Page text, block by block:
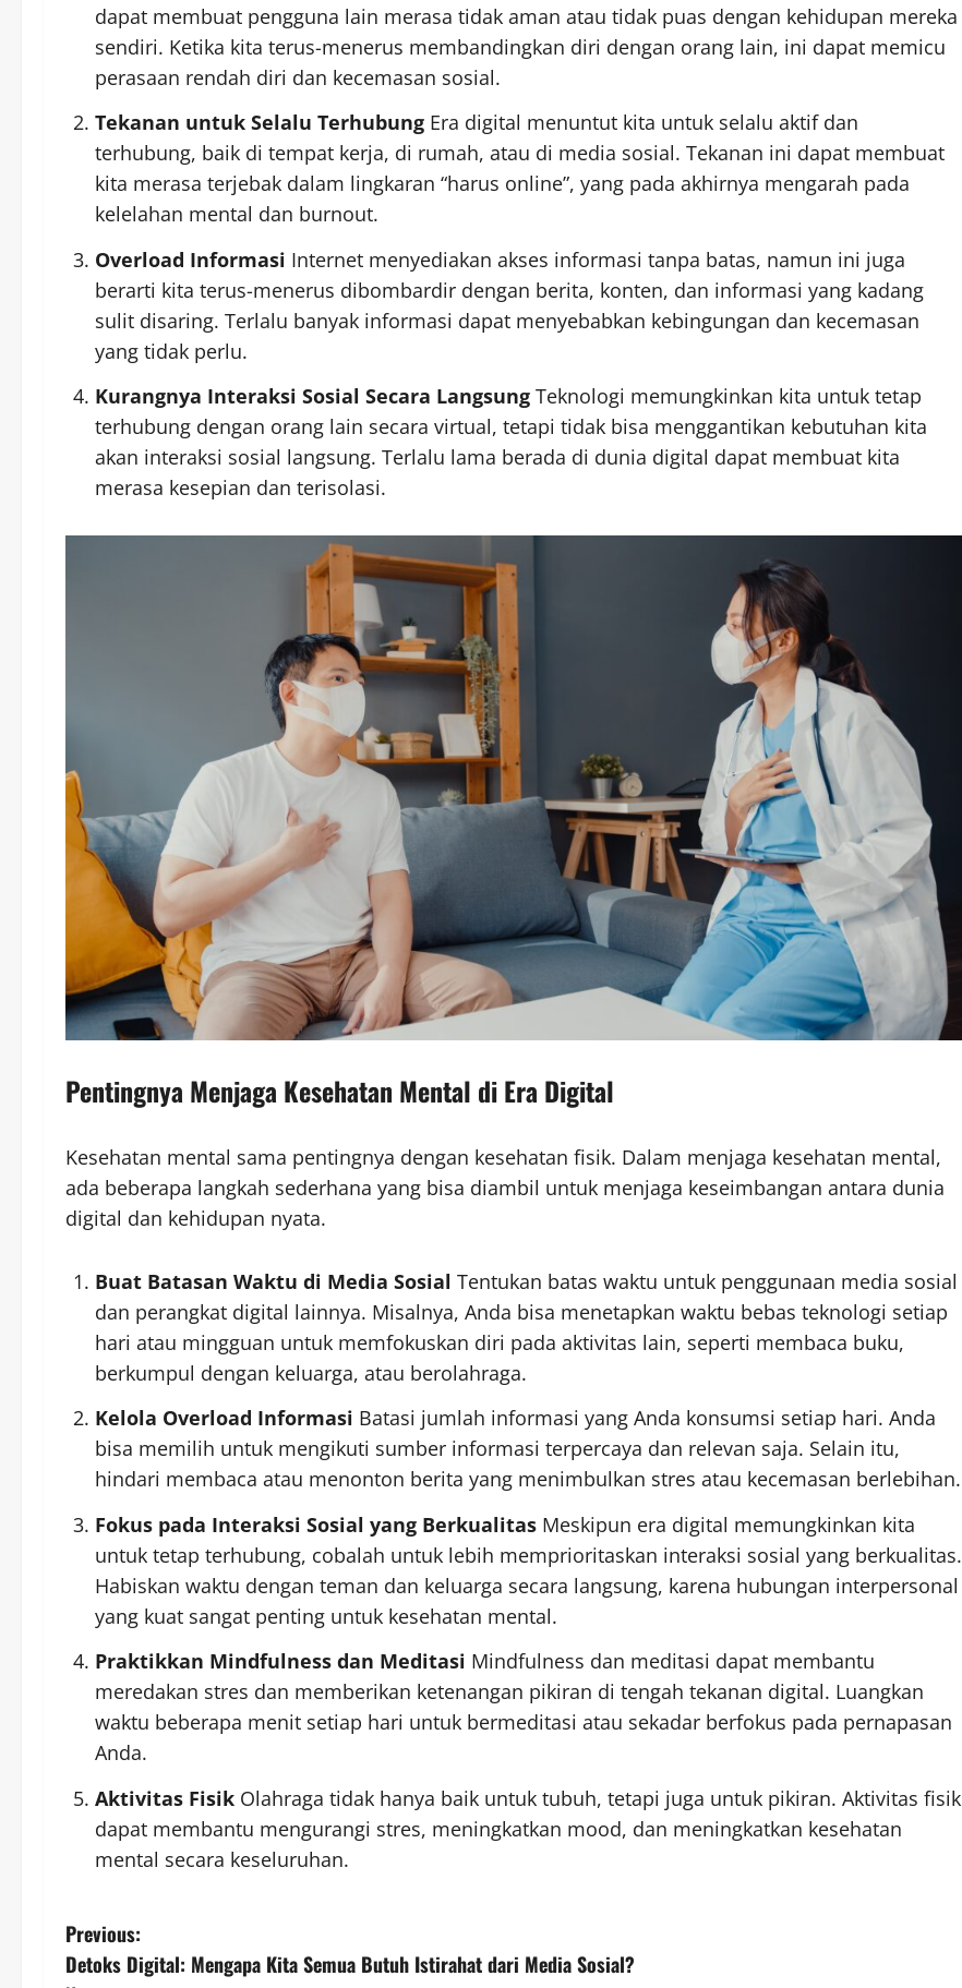
dapat membuat pengguna lain merasa tidak aman atau tidak puas dengan kehidupan mereka
sendiri. Ketika kita terus-menerus membandingkan diri dengan orang lain, ini dapat memicu
perasaan rendah diri dan kecemasan sosial.
Tekanan untuk Selalu Terhubung Era digital menuntut kita untuk selalu aktif dan
terhubung, baik di tempat kerja, di rumah, atau di media sosial. Tekanan ini dapat membuat
kita merasa terjebak dalam lingkaran “harus online”, yang pada akhirnya mengarah pada
kelelahan mental dan burnout.
Overload Informasi Internet menyediakan akses informasi tanpa batas, namun ini juga
berarti kita terus-menerus dibombardir dengan berita, konten, dan informasi yang kadang
sulit disaring. Terlalu banyak informasi dapat menyebabkan kebingungan dan kecemasan
yang tidak perlu.
Kurangnya Interaksi Sosial Secara Langsung Teknologi memungkinkan kita untuk tetap
terhubung dengan orang lain secara virtual, tetapi tidak bisa menggantikan kebutuhan kita
akan interaksi sosial langsung. Terlalu lama berada di dunia digital dapat membuat kita
merasa kesepian dan terisolasi.
Pentingnya Menjaga Kesehatan Mental di Era Digital
Kesehatan mental sama pentingnya dengan kesehatan fisik. Dalam menjaga kesehatan mental,
ada beberapa langkah sederhana yang bisa diambil untuk menjaga keseimbangan antara dunia
digital dan kehidupan nyata.
Buat Batasan Waktu di Media Sosial Tentukan batas waktu untuk penggunaan media sosial
dan perangkat digital lainnya. Misalnya, Anda bisa menetapkan waktu bebas teknologi setiap
hari atau mingguan untuk memfokuskan diri pada aktivitas lain, seperti membaca buku,
berkumpul dengan keluarga, atau berolahraga.
Kelola Overload Informasi Batasi jumlah informasi yang Anda konsumsi setiap hari. Anda
bisa memilih untuk mengikuti sumber informasi terpercaya dan relevan saja. Selain itu,
hindari membaca atau menonton berita yang menimbulkan stres atau kecemasan berlebihan.
Fokus pada Interaksi Sosial yang Berkualitas Meskipun era digital memungkinkan kita
untuk tetap terhubung, cobalah untuk lebih memprioritaskan interaksi sosial yang berkualitas.
Habiskan waktu dengan teman dan keluarga secara langsung, karena hubungan interpersonal
yang kuat sangat penting untuk kesehatan mental.
Praktikkan Mindfulness dan Meditasi Mindfulness dan meditasi dapat membantu
meredakan stres dan memberikan ketenangan pikiran di tengah tekanan digital. Luangkan
waktu beberapa menit setiap hari untuk bermeditasi atau sekadar berfokus pada pernapasan
Anda.
Aktivitas Fisik Olahraga tidak hanya baik untuk tubuh, tetapi juga untuk pikiran. Aktivitas fisik
dapat membantu mengurangi stres, meningkatkan mood, dan meningkatkan kesehatan
mental secara keseluruhan.
P
Previous:
Detoks Digital: Mengapa Kita Semua Butuh Istirahat dari Media Sosial?